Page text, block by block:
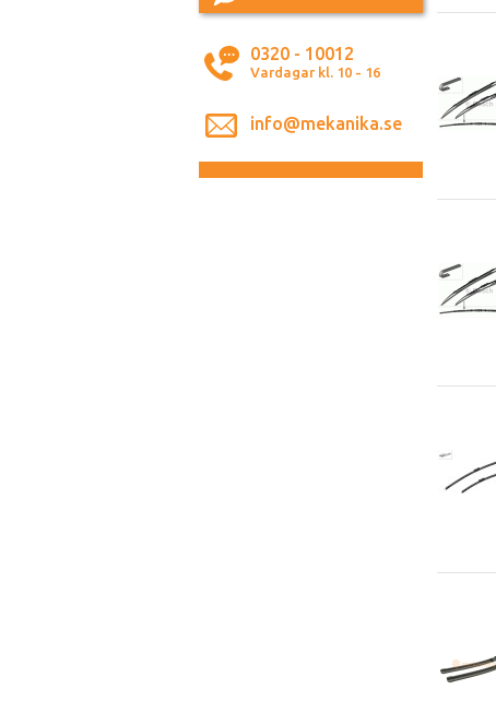
0320 - 10012
Vardagar kl. 10 - 16
info@mekanika.se